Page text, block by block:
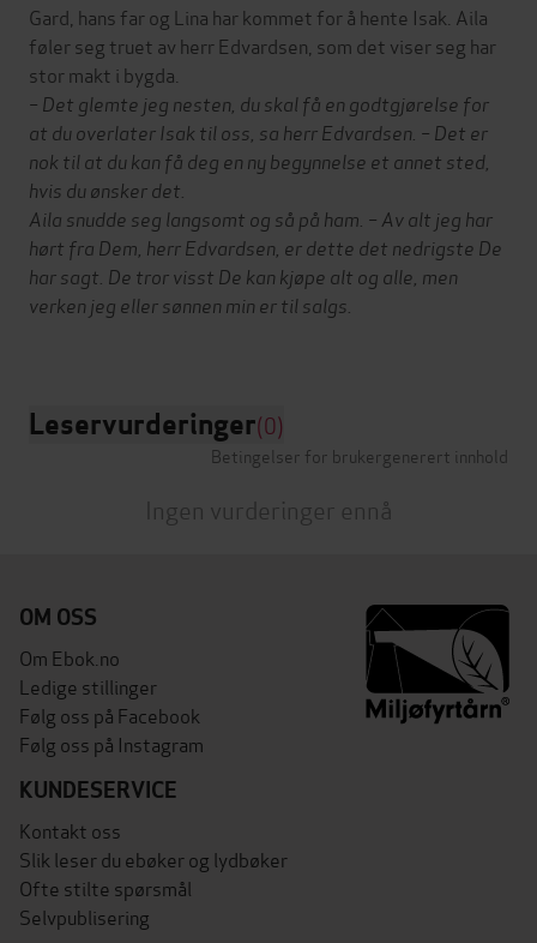
Gard, hans far og Lina har kommet for å hente Isak. Aila
føler seg truet av herr Edvardsen, som det viser seg har
stor makt i bygda.
– Det glemte jeg nesten, du skal få en godtgjørelse for
at du overlater Isak til oss, sa herr Edvardsen. – Det er
nok til at du kan få deg en ny begynnelse et annet sted,
hvis du ønsker det.
Aila snudde seg langsomt og så på ham. – Av alt jeg har
hørt fra Dem, herr Edvardsen, er dette det nedrigste De
har sagt. De tror visst De kan kjøpe alt og alle, men
verken jeg eller sønnen min er til salgs.
Leservurderinger(0)
Betingelser for brukergenerert innhold
Ingen vurderinger ennå
OM OSS
Om Ebok.no
Ledige stillinger
Følg oss på Facebook
Følg oss på Instagram
KUNDESERVICE
Kontakt oss
Slik leser du ebøker og lydbøker
Ofte stilte spørsmål
Selvpublisering